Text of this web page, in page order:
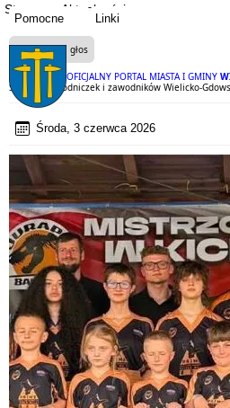
Pomocne Linki
OFICJALNY PORTAL MIASTA I GMINY
Strona Aktualności
Czytaj na głos
Sukcesy zawodniczek i zawodników Wielicko-
Środa, 3 czerwca 2026